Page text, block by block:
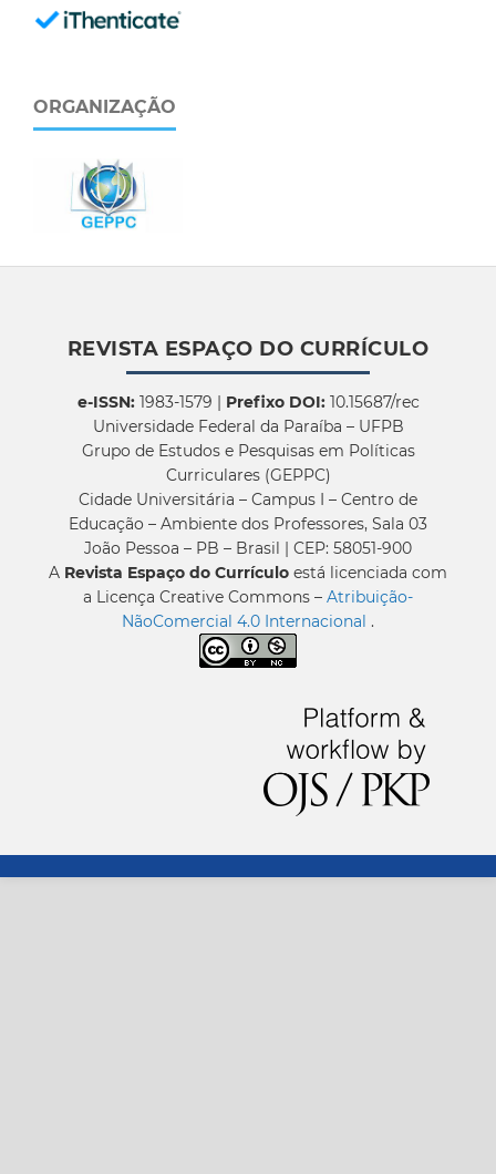
ORGANIZAÇÃO
REVISTA ESPAÇO DO CURRÍCULO
e-ISSN:1983-1579 | Prefixo DOI:10.15687/rec
Universidade Federal da Paraíba – UFPB
Grupo de Estudos e Pesquisas em Políticas
Curriculares (GEPPC)
Cidade Universitária – Campus I – Centro de
Educação – Ambiente dos Professores, Sala 03
João Pessoa – PB – Brasil | CEP: 58051-900
A Revista Espaço do Currículo está licenciada com
a Licença Creative Commons – Atribuição-
NãoComercial 4.0 Internacional .